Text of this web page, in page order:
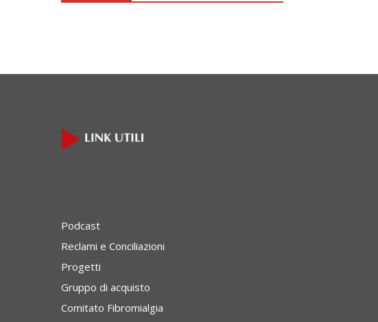
Podcast
Reclami e Conciliazioni
Progetti
Gruppo di acquisto
Comitato Fibromialgia